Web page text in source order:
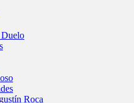
Duelo
Roca